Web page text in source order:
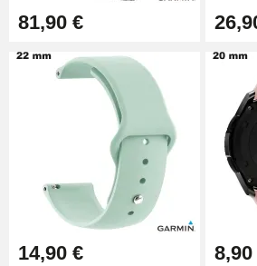
Boîte Pompe pour
Montre - Diamètre 1,80
25 mm
19,90 €
Extracteur de Bracelet de
Montre Facile
17,90 €
81,90 €
14,90 € 8,90